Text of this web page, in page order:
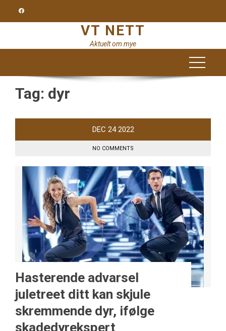
VT NETT
Aktuelt om mye
Tag: dyr
DEC 24 2022
NO COMMENTS
Hasterende advarsel
juletreet ditt kan skjule
skremmende dyr, ifølge
skadedyrekspert